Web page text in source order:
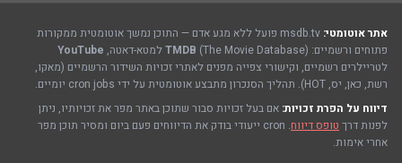
אתר אוטומטי:
msdb.tv פועל ללא מגע אדם — התוכן נמשך אוטומטית ממקורות
פתוחים ורשמיים:
TMDB (The Movie Database) למטא-דאטה,
YouTube
לטריילרים רשמיים, וקישורי צפייה מפנים לאתרי זכויות השידור הרשמיים (מאקו,
רשת, כאן, יס, HOT). תהליך הסנכרון מתבצע אוטומטית על ידי cron jobs יומיים.
דיווח על הפרת זכויות: אם בעל זכויות סבור שתוכן באתר מפר את זכויותיו, ניתן
לפנות דרך טופס דיווח
. cron ייעודי בודק את הדיווחים פעם ביום ומסיר תוכן מפר
אחרי אימות.